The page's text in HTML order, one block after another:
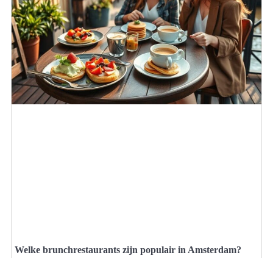
Welke brunchrestaurants zijn populair in Amsterdam?